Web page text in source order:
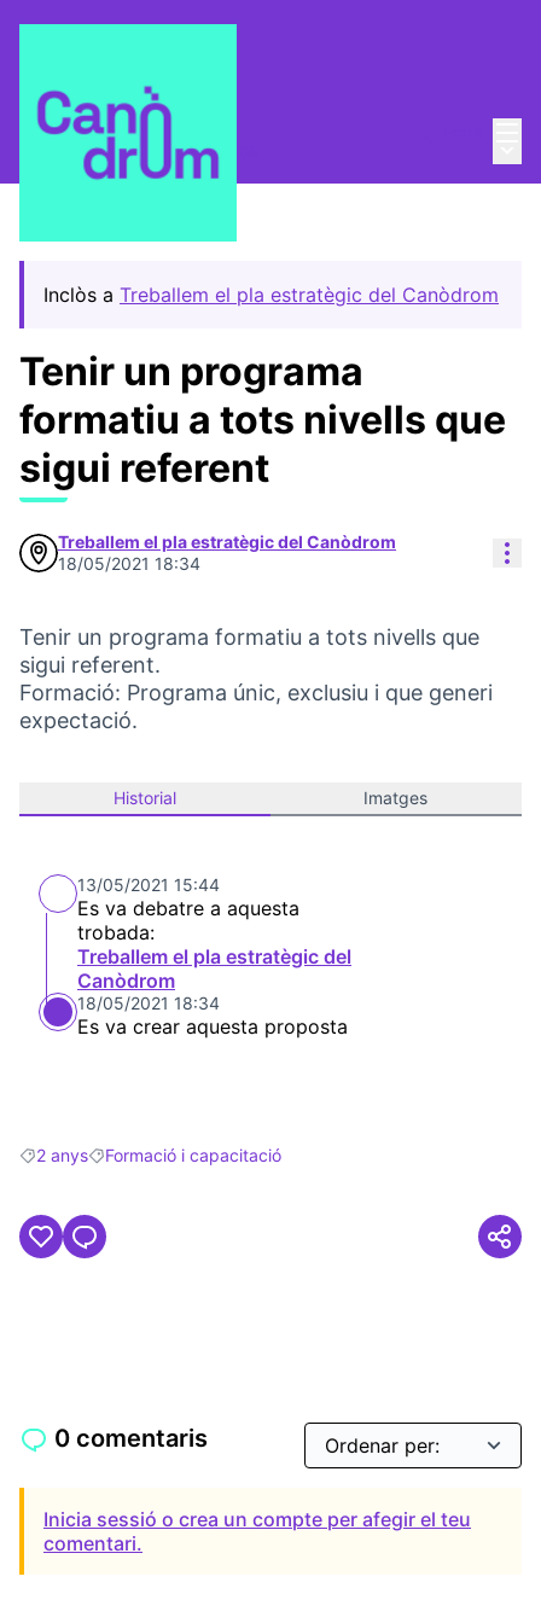
Pla Estratègic Propostes
Inclòs a Treballem el pla estratègic del Canòdrom
Tenir un programa
formatiu a tots nivells que
sigui referent
Treballem el pla estratègic del Canòdrom
18/05/2021 18:34
Tenir un programa formatiu a tots nivells que
sigui referent.
Formació: Programa únic, exclusiu i que generi
expectació.
Historial Imatges
13/05/2021 15:44
Es va debatre a aquesta
trobada:
Treballem el pla estratègic del
Canòdrom
18/05/2021 18:34
Es va crear aquesta proposta
Resultats en filtrar per: 2 anys
2 anysResultats en filtrar per: Formació i capacitació
Formació i capacitació
0 comentaris
Inicia sessió o crea un compte per afegir el teu
comentari.